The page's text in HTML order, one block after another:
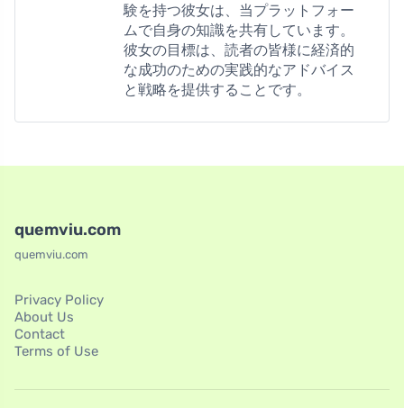
験を持つ彼女は、当プラットフォー
ムで自身の知識を共有しています。
彼女の目標は、読者の皆様に経済的
な成功のための実践的なアドバイス
と戦略を提供することです。
quemviu.com
quemviu.com
Privacy Policy
About Us
Contact
Terms of Use